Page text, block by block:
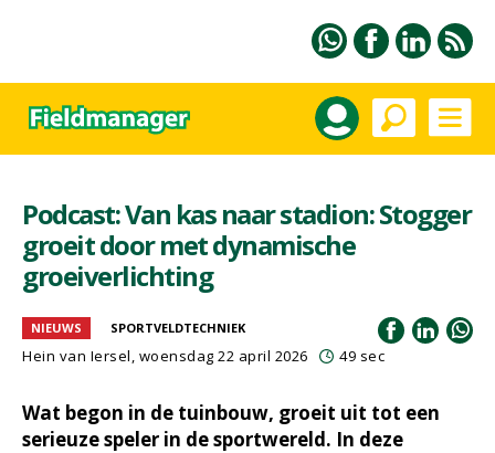
Podcast: Van kas naar stadion: Stogger
groeit door met dynamische
groeiverlichting
NIEUWS SPORTVELDTECHNIEK
Hein van Iersel, woensdag 22 april 2026 49 sec
Wat begon in de tuinbouw, groeit uit tot een
serieuze speler in de sportwereld. In deze